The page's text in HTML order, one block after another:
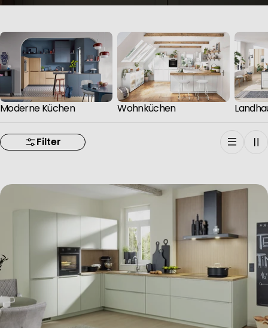
Moderne Küchen Wohnküchen
Filter